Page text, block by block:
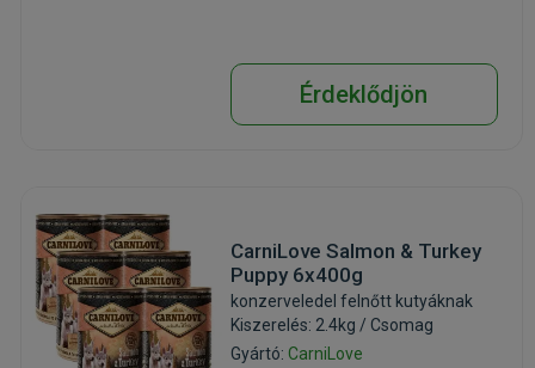
Érdeklődjön
CarniLove Salmon & Turkey
Puppy 6x400g
konzerveledel felnőtt kutyáknak
Kiszerelés: 2.4kg / Csomag
Gyártó: CarniLove